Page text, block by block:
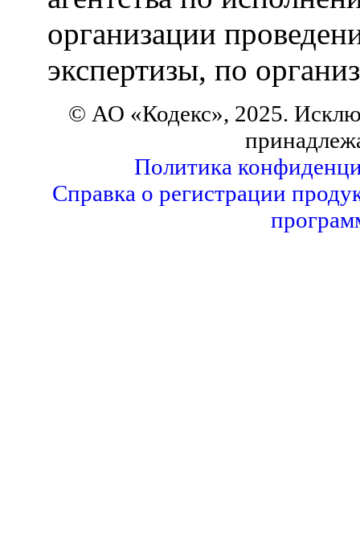
организации
экспертизы, по
© АО «Кодекс», 2025.
Политика
Справка о регистрации